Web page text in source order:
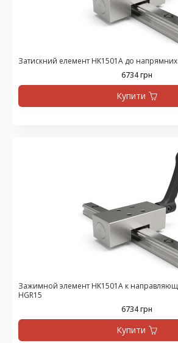
Затискний елемент HK1501A до напрямних
6734 грн
Купити
Зажимной элемент HK1501A к
HGR15
6734 грн
Купити